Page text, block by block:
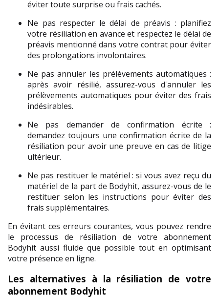
éviter toute surprise ou frais cachés.
Ne pas respecter le délai de préavis : planifiez
votre résiliation en avance et respectez le délai de
préavis mentionné dans votre contrat pour éviter
des prolongations involontaires.
Ne pas annuler les prélèvements automatiques :
après avoir résilié, assurez-vous d'annuler les
prélèvements automatiques pour éviter des frais
indésirables.
Ne pas demander de confirmation écrite :
demandez toujours une confirmation écrite de la
résiliation pour avoir une preuve en cas de litige
ultérieur.
Ne pas restituer le matériel : si vous avez reçu du
matériel de la part de Bodyhit, assurez-vous de le
restituer selon les instructions pour éviter des
frais supplémentaires.
En évitant ces erreurs courantes, vous pouvez rendre
le processus de résiliation de votre abonnement
Bodyhit aussi fluide que possible tout en optimisant
votre présence en ligne.
Les alternatives à la résiliation de votre
abonnement Bodyhit